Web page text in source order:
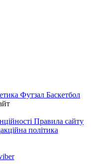
Футзал Баскетбол
Правила сайту
політика